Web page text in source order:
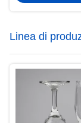
Linea di
utensili da